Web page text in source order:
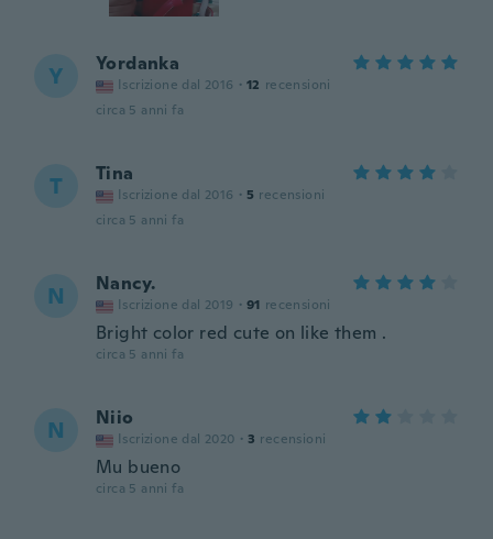
Y Yordanka
Iscrizione dal 2016 · 12 recensioni
circa 5 anni fa
T Tina
Iscrizione dal 2016 · 5 recensioni
circa 5 anni fa
N Nancy.
Iscrizione dal 2019 · 91 recensioni
Bright color red cute on like them .
circa 5 anni fa
N Niio
Iscrizione dal 2020 · 3 recensioni
Mu bueno
circa 5 anni fa